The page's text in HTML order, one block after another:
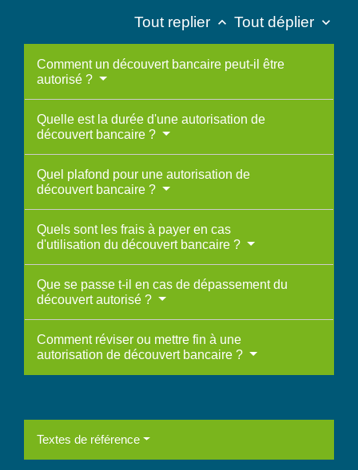
Tout replier keyboard_arrow_up Tout déplier keyboard_arrow_down
Comment un découvert bancaire peut-il être
autorisé ?
Quelle est la durée d'une autorisation de
découvert bancaire ?
Quel plafond pour une autorisation de
découvert bancaire ?
Quels sont les frais à payer en cas
d'utilisation du découvert bancaire ?
Que se passe t-il en cas de dépassement du
découvert autorisé ?
Comment réviser ou mettre fin à une
autorisation de découvert bancaire ?
Textes de référence